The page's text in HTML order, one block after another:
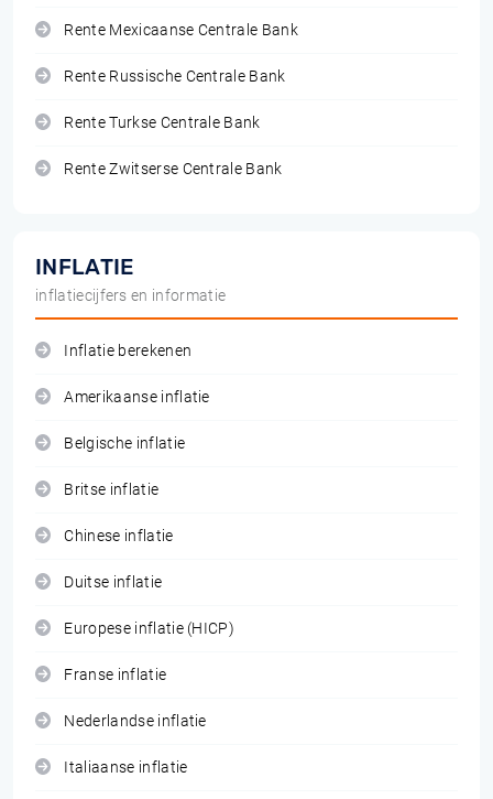
Rente Mexicaanse Centrale Bank
Rente Russische Centrale Bank
Rente Turkse Centrale Bank
Rente Zwitserse Centrale Bank
INFLATIE
inflatiecijfers en informatie
Inflatie berekenen
Amerikaanse inflatie
Belgische inflatie
Britse inflatie
Chinese inflatie
Duitse inflatie
Europese inflatie (HICP)
Franse inflatie
Nederlandse inflatie
Italiaanse inflatie